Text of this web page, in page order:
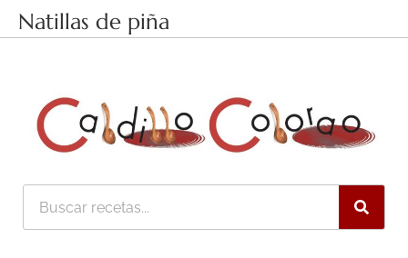
Natillas de piña
Buscar